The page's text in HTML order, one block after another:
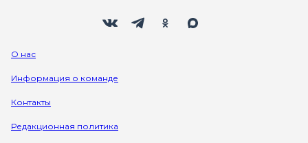
О нас
Информация о команде
Контакты
Редакционная политика